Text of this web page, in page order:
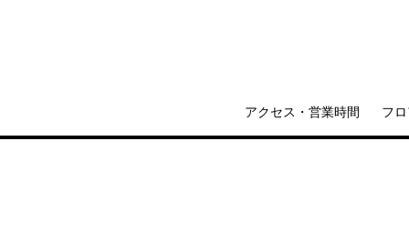
アクセス・営業時間 フ